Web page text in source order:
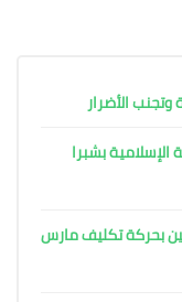
وتجنب الأضرار
بشبرا
بحركة تكليف مارس